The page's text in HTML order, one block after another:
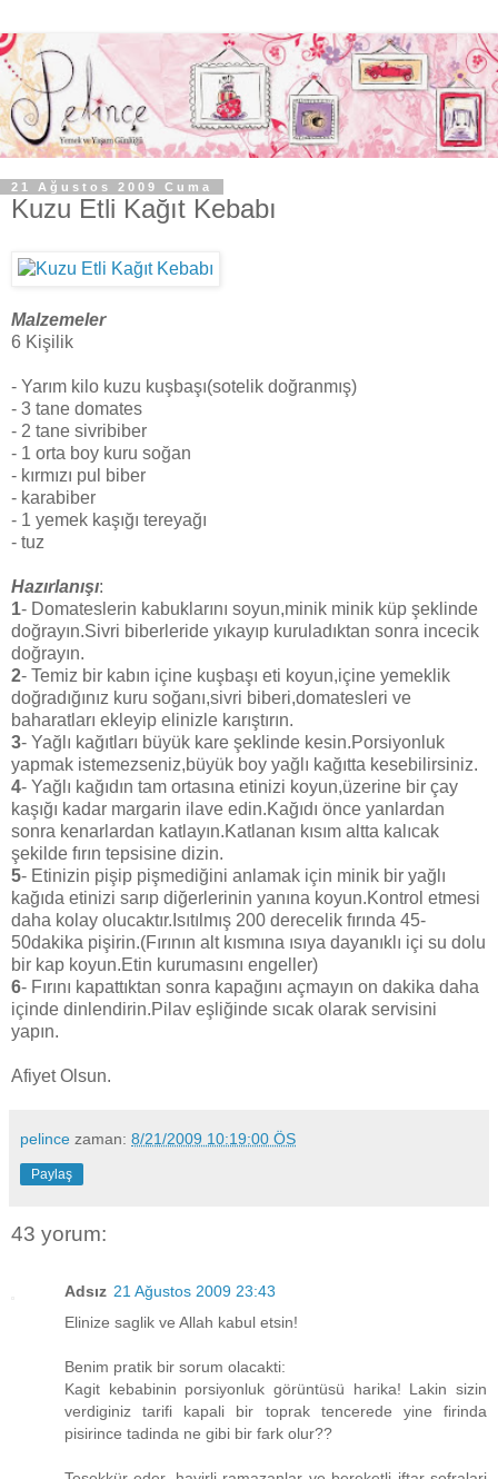
21 Ağustos 2009 Cuma
Kuzu Etli Kağıt Kebabı
Malzemeler
6 Kişilik
- Yarım kilo kuzu kuşbaşı(sotelik doğranmış)
- 3 tane domates
- 2 tane sivribiber
- 1 orta boy kuru soğan
- kırmızı pul biber
- karabiber
- 1 yemek kaşığı tereyağı
- tuz
Hazırlanışı:
1- Domateslerin kabuklarını soyun,minik minik küp şeklinde
doğrayın.Sivri biberleride yıkayıp kuruladıktan sonra incecik
doğrayın.
2- Temiz bir kabın içine kuşbaşı eti koyun,içine yemeklik
doğradığınız kuru soğanı,sivri biberi,domatesleri ve
baharatları ekleyip elinizle karıştırın.
3- Yağlı kağıtları büyük kare şeklinde kesin.Porsiyonluk
yapmak istemezseniz,büyük boy yağlı kağıtta kesebilirsiniz.
4- Yağlı kağıdın tam ortasına etinizi koyun,üzerine bir çay
kaşığı kadar margarin ilave edin.Kağıdı önce yanlardan
sonra kenarlardan katlayın.Katlanan kısım altta kalıcak
şekilde fırın tepsisine dizin.
5- Etinizin pişip pişmediğini anlamak için minik bir yağlı
kağıda etinizi sarıp diğerlerinin yanına koyun.Kontrol etmesi
daha kolay olucaktır.Isıtılmış 200 derecelik fırında 45-
50dakika pişirin.(Fırının alt kısmına ısıya dayanıklı içi su dolu
bir kap koyun.Etin kurumasını engeller)
6- Fırını kapattıktan sonra kapağını açmayın on dakika daha
içinde dinlendirin.Pilav eşliğinde sıcak olarak servisini
yapın.
Afiyet Olsun.
pelince zaman: 8/21/2009 10:19:00 ÖS
Paylaş
43 yorum:
Adsız 21 Ağustos 2009 23:43
Elinize saglik ve Allah kabul etsin!
Benim pratik bir sorum olacakti:
Kagit kebabinin porsiyonluk görüntüsü harika! Lakin sizin
verdiginiz tarifi kapali bir toprak tencerede yine firinda
pisirince tadinda ne gibi bir fark olur??